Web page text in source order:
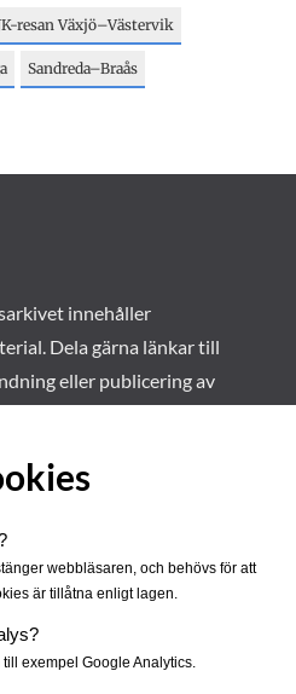
resan Växjö–Västervik
Sandreda–Braås
innehåller
Dela gärna länkar till
eller publicering av
webbläsaren, och behövs för att
är tillåtna enligt lagen.
?
exempel Google Analytics.